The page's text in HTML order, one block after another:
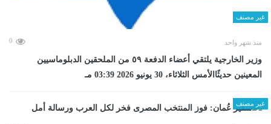
غير مصنف
منذ شهر واحد 0
وزير الخارجية يلتقي أعضاء الدفعة ٥٩ من الملحقين الدبلوماسيين
المعينين حديثًاالأمس الثلاثاء، 30 يونيو 2026 03:39 مـ
غير مصنف